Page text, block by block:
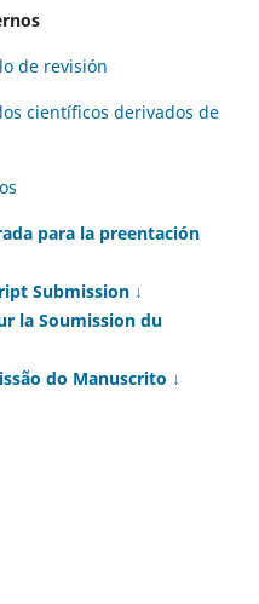
de revisión
científicos derivados de
para la preentación
Submission ↓
la Soumission du
do Manuscrito ↓